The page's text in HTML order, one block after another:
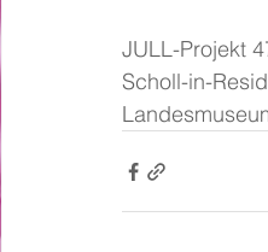
JULL-Projekt
Scholl-in-